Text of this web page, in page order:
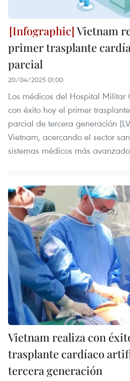
Vietnam
primer trasplante
parcial
20/04/2025 01:00
Los médicos del Hospital Militar
con éxito hoy el primer
parcial de tercera generación
Vietnam, acercando el sector
sistemas médicos más
Vietnam realiza con
trasplante cardíaco
tercera generación